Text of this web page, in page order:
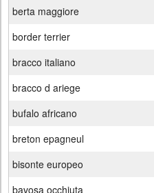
berta maggiore
border terrier
bracco italiano
bracco d ariege
bufalo africano
breton epagneul
bisonte europeo
bavosa occhiuta